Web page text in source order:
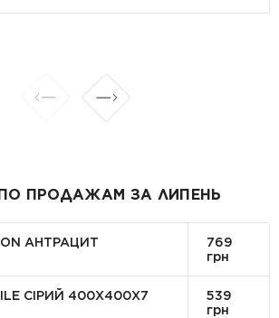
ПРОДАЖАМ ЗА ЛИПЕНЬ
АНТРАЦИТ
769
грн
СІРИЙ 400X400X7
539
грн